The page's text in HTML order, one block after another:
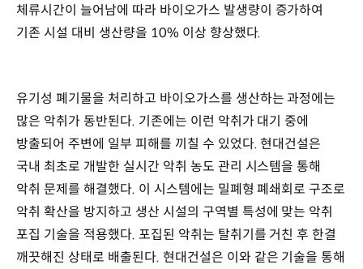
체류시간이 늘어남에 따라 바이오가스 발생량이 증가하여
기존 시설 대비 생산량을 10% 이상 향상했다.
유기성 폐기물을 처리하고 바이오가스를 생산하는 과정에는
많은 악취가 동반된다. 기존에는 이런 악취가 대기 중에
방출되어 주변에 일부 피해를 끼칠 수 있었다. 현대건설은
국내 최초로 개발한 실시간 악취 농도 관리 시스템을 통해
악취 문제를 해결했다. 이 시스템에는 밀폐형 폐쇄회로 구조로
악취 확산을 방지하고 생산 시설의 구역별 특성에 맞는 악취
포집 기술을 적용했다. 포집된 악취는 탈취기를 거친 후 한결
깨끗해진 상태로 배출된다. 현대건설은 이와 같은 기술을 통해